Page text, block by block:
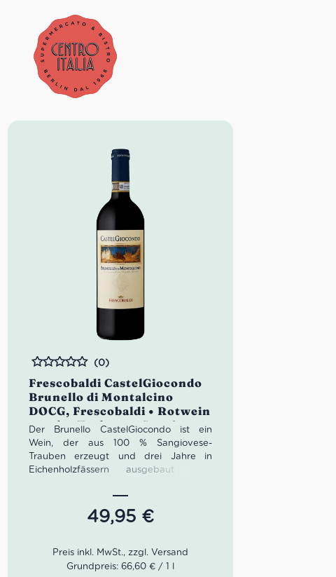
Frescobaldi CastelGiocondo
Brunello di Montalcino
DOCG, Frescobaldi • Rotwein
aus der Toskana • Sangiovese
Bewertet
(0)
Der Brunello CastelGiocondo ist ein
Wein, der aus 100 % Sangiovese-
Trauben erzeugt und drei Jahre in
Eichenholzfässern ausgebaut wird.
seine tolle Eleganz. In der Nase
überzeugt er mit Aromen von Pflaumen,
Himbeeren, Mokka, Gewürznelke und
feinwürzig, vielschichtig und mit perfekt
eingebundenen Tanninen. Langlebig wie
49,95 €
Grundpreis: 66,60 € / 1 l